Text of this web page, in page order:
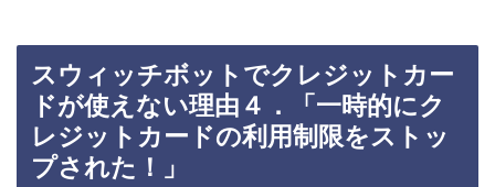
スウィッチボットでクレジットカー
ドが使えない理由４．「一時的にク
レジットカードの利用制限をストッ
プされた！」